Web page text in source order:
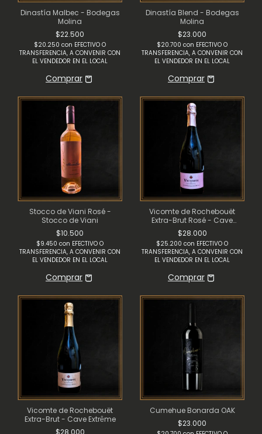
Dinastía Malbec - Bodegas
Molina
$22.500
$20.250 con EFECTIVO O
TRANSFERENCIA, A CONVENIR CON
EL VENDEDOR EN EL LOCAL
Dinastía Blend - Bodegas
Molina
$23.000
$20.700 con EFECTIVO O
TRANSFERENCIA, A CONVENIR CON
EL VENDEDOR EN EL LOCAL
Stocco de Viani Rosé -
Stocco de Viani
$10.500
$9.450 con EFECTIVO O
TRANSFERENCIA, A CONVENIR CON
EL VENDEDOR EN EL LOCAL
Vicomte de Rochebouët
Extra-Brut Rosé - Cave
Extrȇme
$28.000
$25.200 con EFECTIVO O
TRANSFERENCIA, A CONVENIR CON
EL VENDEDOR EN EL LOCAL
Vicomte de Rochebouët
Extra-Brut - Cave Extrȇme
$28.000
Cumehue Bonarda OAK
$23.000